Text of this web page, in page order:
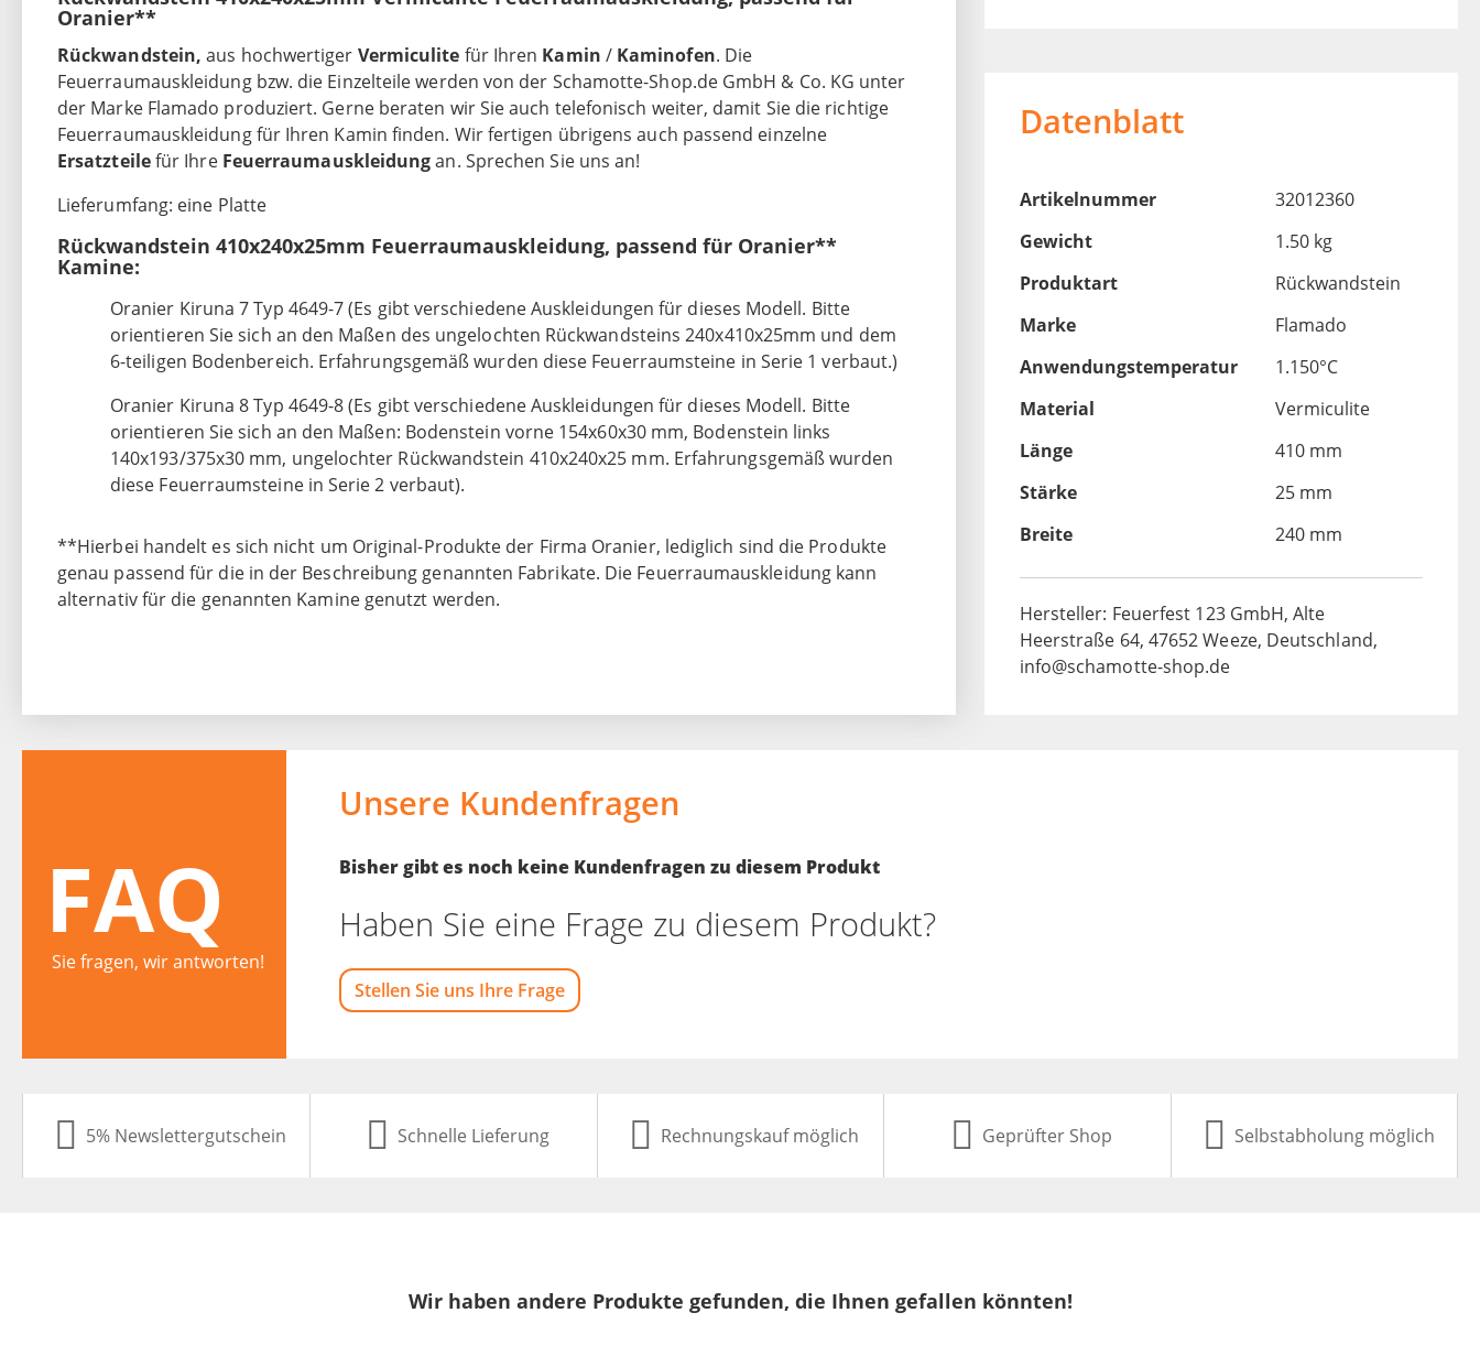
Oranier**
Rückwandstein, aus hochwertiger Vermiculite für Ihren Kamin / Kaminofen. Die
Feuerraumauskleidung bzw. die Einzelteile werden von der Schamotte-Shop.de GmbH & Co. KG unter
der Marke Flamado produziert. Gerne beraten wir Sie auch telefonisch weiter, damit Sie die richtige
Feuerraumauskleidung für Ihren Kamin finden. Wir fertigen übrigens auch passend einzelne
Ersatzteilefür Ihre Feuerraumauskleidungan. Sprechen Sie uns an!
Lieferumfang: eine Platte
Rückwandstein 410x240x25mm Feuerraumauskleidung, passend für Oranier**
Kamine:
Oranier Kiruna 7 Typ 4649-7 (Es gibt verschiedene Auskleidungen für dieses Modell. Bitte
orientieren Sie sich an den Maßen des ungelochten Rückwandsteins 240x410x25mm und dem
6-teiligen Bodenbereich. Erfahrungsgemäß wurden diese Feuerraumsteine in Serie 1 verbaut.)
Oranier Kiruna 8 Typ 4649-8 (Es gibt verschiedene Auskleidungen für dieses Modell. Bitte
orientieren Sie sich an den Maßen: Bodenstein vorne 154x60x30 mm, Bodenstein links
140x193/375x30 mm, ungelochter Rückwandstein 410x240x25 mm. Erfahrungsgemäß wurden
diese Feuerraumsteine in Serie 2 verbaut).
**Hierbei handelt es sich nicht um Original-Produkte der Firma Oranier, lediglich sind die Produkte
genau passend für die in der Beschreibung genannten Fabrikate. Die Feuerraumauskleidung kann
alternativ für die genannten Kamine genutzt werden.
Datenblatt
Artikelnummer
32012360
Gewicht
1.50 kg
Produktart
Rückwandstein
Marke
Flamado
Anwendungstemperatur
1.150°C
Material
Vermiculite
Länge
410 mm
Stärke
25 mm
Breite
240 mm
Hersteller: Feuerfest 123 GmbH, Alte
Heerstraße 64, 47652 Weeze, Deutschland,
info@schamotte-shop.de
FAQ
Sie fragen, wir antworten!
Unsere Kundenfragen
Bisher gibt es noch keine Kundenfragen zu diesem Produkt
Haben Sie eine Frage zu diesem Produkt?
Stellen Sie uns Ihre Frage
5% Newslettergutschein Schnelle Lieferung Rechnungskauf möglich Geprüfter Shop Selbstabholung möglich
Wir haben andere Produkte gefunden, die Ihnen gefallen könnten!